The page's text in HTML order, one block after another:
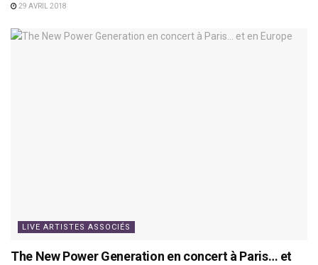
29 AVRIL 2018
LIVE ARTISTES ASSOCIÉS
The New Power Generation en concert à Paris… et